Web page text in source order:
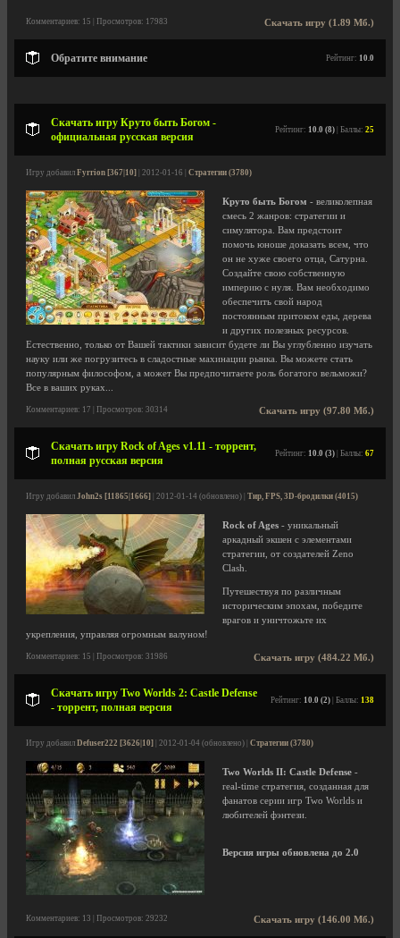
Скачать игру (1.89 Мб.)
Комментариев: 15 | Просмотров: 17983
Обратите внимание Рейтинг: 10.0
Скачать игру Круто быть Богом -
официальная русская версия
Рейтинг: 10.0 (8) | Баллы: 25
Игру добавил Fyrrion [367|10] | 2012-01-16 | Стратегии (3780)
Круто быть Богом - великолепная
смесь 2 жанров: стратегии и
симулятора. Вам предстоит
помочь юноше доказать всем, что
он не хуже своего отца, Сатурна.
Создайте свою собственную
империю с нуля. Вам необходимо
обеспечить свой народ
постоянным притоком еды, дерева
и других полезных ресурсов.
Естественно, только от Вашей тактики зависит будете ли Вы углубленно изучать
науку или же погрузитесь в сладостные махинации рынка. Вы можете стать
популярным философом, а может Вы предпочитаете роль богатого вельможи?
Все в ваших руках...
Скачать игру (97.80 Мб.)
Комментариев: 17 | Просмотров: 30314
Скачать игру Rock of Ages v1.11 - торрент,
полная русская версия
Рейтинг: 10.0 (3) | Баллы: 67
Игру добавил John2s [11865|1666] | 2012-01-14 (обновлено) | Тир, FPS, 3D-бродилки (4015)
Rock of Ages - уникальный
аркадный экшен с элементами
стратегии, от создателей Zeno
Clash.
Путешествуя по различным
историческим эпохам, победите
врагов и уничтожьте их
укрепления, управляя огромным валуном!
Скачать игру (484.22 Мб.)
Комментариев: 15 | Просмотров: 31986
Скачать игру Two Worlds 2: Castle Defense
- торрент, полная версия
Рейтинг: 10.0 (2) | Баллы: 138
Игру добавил Defuser222 [3626|10] | 2012-01-04 (обновлено) | Стратегии (3780)
Two Worlds II: Castle Defense -
real-time стратегия, созданная для
фанатов серии игр Two Worlds и
любителей фэнтези.
Версия игры обновлена до 2.0
Скачать игру (146.00 Мб.)
Комментариев: 13 | Просмотров: 29232